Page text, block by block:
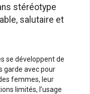
stéréotype
salutaire et
se développent de
garde avec pour
femmes, leur
limités, l’usage